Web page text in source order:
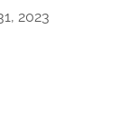
2023